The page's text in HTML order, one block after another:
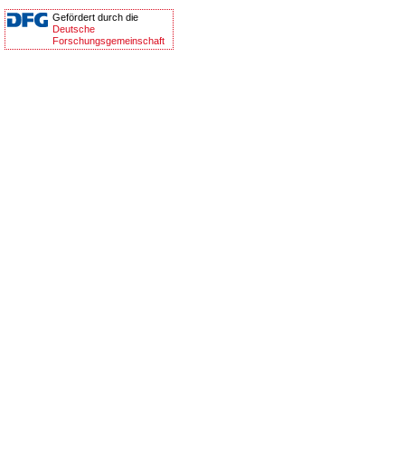
Gefördert durch die
Deutsche
Forschungsgemeinschaft